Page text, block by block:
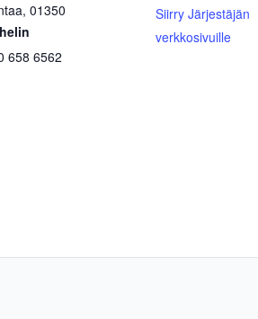
, 01350
658 6562
Siirry Järjestäjän
verkkosivuille